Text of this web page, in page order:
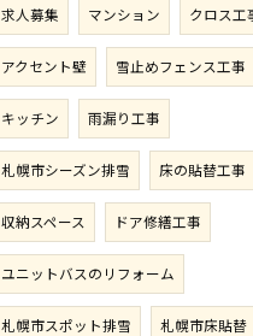
求人募集 マンション クロス工
アクセント壁 雪止めフェンス工事
キッチン 雨漏り工事
札幌市シーズン排雪 床の貼替工事
収納スペース ドア修繕工事
ユニットバスのリフォーム
札幌市スポット排雪 札幌市床貼替